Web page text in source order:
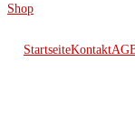
Shop
StartseiteKontakt